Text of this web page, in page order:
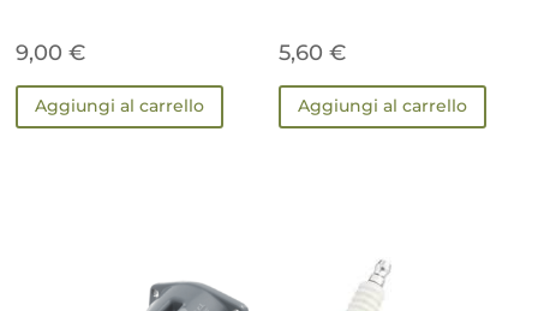
9,00€
Aggiungi al carrello
5,60€
Aggiungi al carrello